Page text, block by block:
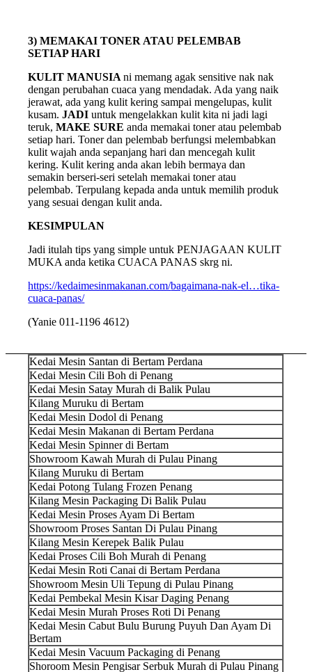
3) MEMAKAI TONER ATAU PELEMBAB
SETIAP HARI
KULIT MANUSIAni memang agak sensitive nak nak
dengan perubahan cuaca yang mendadak. Ada yang naik
jerawat, ada yang kulit kering sampai mengelupas, kulit
kusam.JADI untuk mengelakkan kulit kita ni jadi lagi
teruk,MAKE SUREanda memakai toner atau pelembab
setiap hari. Toner dan pelembab berfungsi melembabkan
kulit wajah anda sepanjang hari dan mencegah kulit
kering. Kulit kering anda akan lebih bermaya dan
semakin berseri-seri setelah memakai toner atau
pelembab. Terpulang kepada anda untuk memilih produk
yang sesuai dengan kulit anda.
KESIMPULAN
Jadi itulah tips yang simple untuk PENJAGAAN KULIT
MUKA anda ketika CUACA PANAS skrg ni.
https://kedaimesinmakanan.com/bagaimana-nak-el…tika-
cuaca-panas/‎
(Yanie 011-1196 4612)
Kedai Mesin Santan di Bertam Perdana
Kedai Mesin Cili Boh di Penang
Kedai Mesin Satay Murah di Balik Pulau
Kilang Muruku di Bertam
Kedai Mesin Dodol di Penang
Kedai Mesin Makanan di Bertam Perdana
Kedai Mesin Spinner di Bertam
Showroom Kawah Murah di Pulau Pinang
Kilang Muruku di Bertam
Kedai Potong Tulang Frozen Penang
Kilang Mesin Packaging Di Balik Pulau
Kedai Mesin Proses Ayam Di Bertam
Showroom Proses Santan Di Pulau Pinang
Kilang Mesin Kerepek Balik Pulau
Kedai Proses Cili Boh Murah di Penang
Kedai Mesin Roti Canai di Bertam Perdana
Showroom Mesin Uli Tepung di Pulau Pinang
Kedai Pembekal Mesin Kisar Daging Penang
Kedai Mesin Murah Proses Roti Di Penang
Kedai Mesin Cabut Bulu Burung Puyuh Dan Ayam Di
Bertam
Kedai Mesin Vacuum Packaging di Penang
Shoroom Mesin Pengisar Serbuk Murah di Pulau Pinang